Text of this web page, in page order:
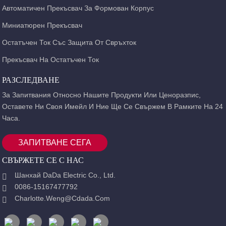
Автоматичен Прекъсвач За Формован Корпус
Миниатюрен Прекъсвач
Остатъчен Ток Със Защита От Свръхток
Прекъсвач На Остатъчен Ток
РАЗСЛЕДВАНЕ
За Запитвания Относно Нашите Продукти Или Ценоразпис,
Оставете Ни Своя Имейл И Ние Ще Се Свържем В Рамките На 24
Часа.
ЗАПИТВАНЕ СЕГА
СВЪРЖЕТЕ СЕ С НАС
Шанхай DaDa Electric Co., Ltd.
0086-15167477792
Charlotte.weng@cdada.com